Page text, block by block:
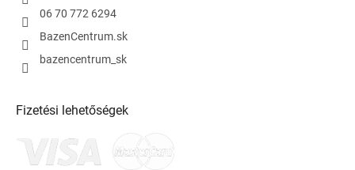
06 70 772 6294
BazenCentrum.sk
bazencentrum_sk
Fizetési lehetőségek